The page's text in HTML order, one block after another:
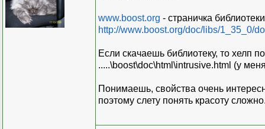
www.boost.org - страничка библиотеки
http://www.boost.org/doc/libs/1_35_0/
Если скачаешь библиотеку, то хелп
.....\boost\doc\html\intrusive.html (у
Понимаешь, свойства очень
поэтому слету понять красоту